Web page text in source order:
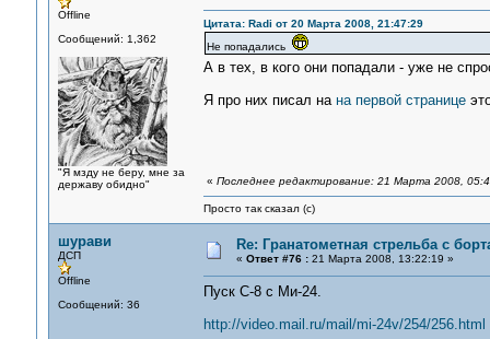
Offline
Сообщений: 1,362
"Я мзду не беру, мне за
державу обидно"
Цитата: Radi от 20 Марта 2008, 21:47:29
Не попадались
А в тех, в кого они попадали - уже не
Я про них писал на на первой странице
« Последнее редактирование: 21 Марта 2008,
Просто так сказал (с)
шурави
ДСП
Offline
Сообщений: 36
Re: Гранатометная стрельба с
« Ответ #76 :21 Марта 2008, 13:22:19 »
Пуск С-8 с Ми-24.
http://video.mail.ru/mail/mi-24v/254/256.html